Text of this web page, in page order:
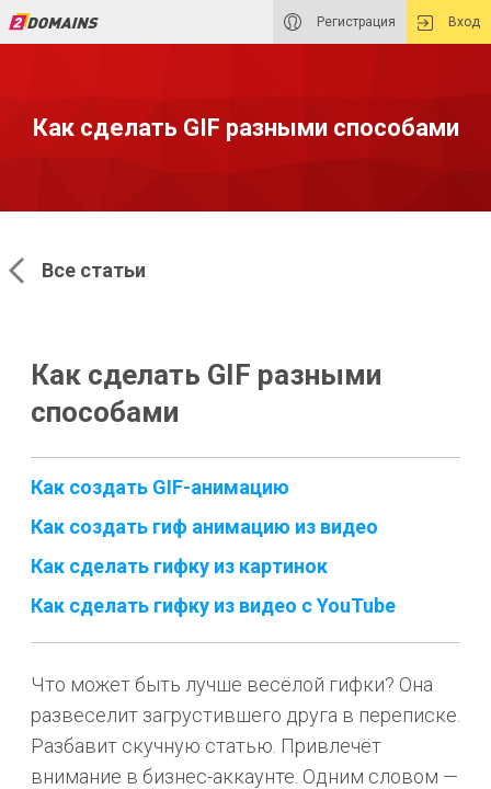
Регистрация Вход
Как сделать GIF разными способами
Все статьи
Как сделать GIF разными
способами
Как создать GIF-анимацию
Как создать гиф анимацию из видео
Как сделать гифку из картинок
Как сделать гифку из видео с YouTube
Что может быть лучше весёлой гифки? Она
развеселит загрустившего друга в переписке.
Разбавит скучную статью. Привлечёт
внимание в бизнес-аккаунте. Одним словом —